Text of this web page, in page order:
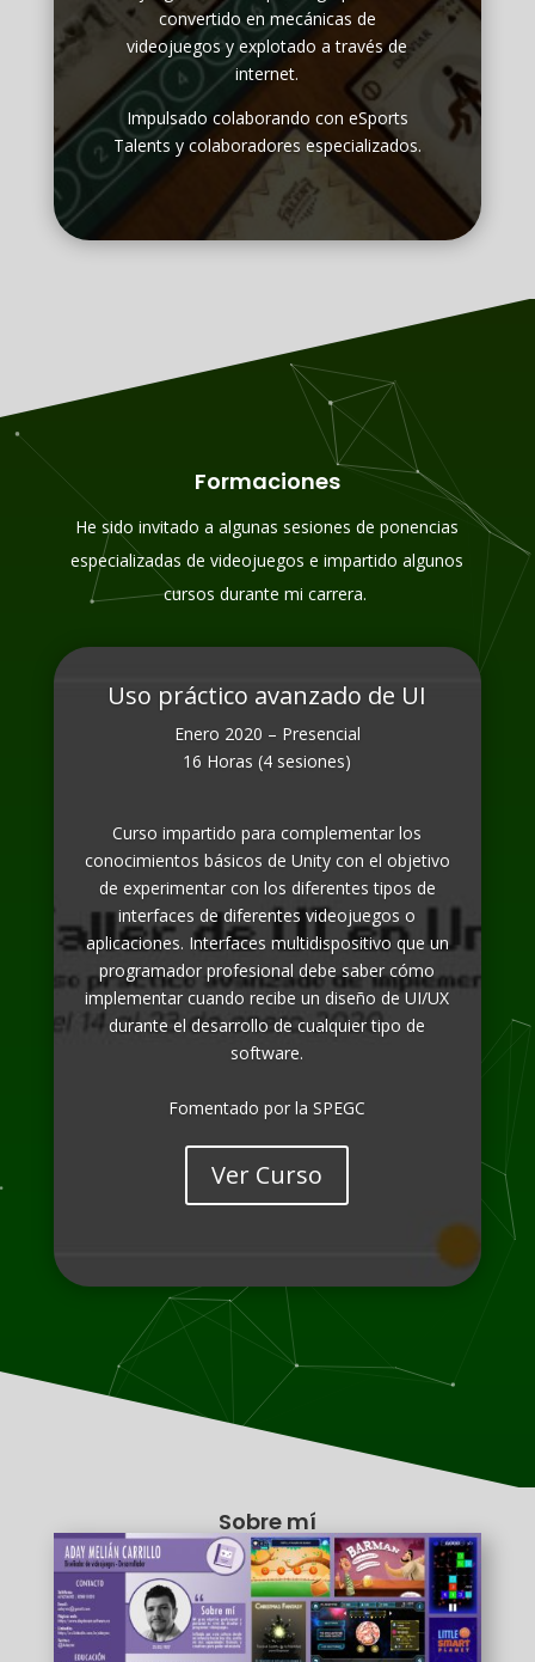
convertido en mecánicas de
videojuegos y explotado a través de
internet.
Impulsado colaborando con eSports
Talents y colaboradores especializados.
Formaciones
He sido invitado a algunas sesiones de ponencias
especializadas de videojuegos e impartido algunos
cursos durante mi carrera.
Uso práctico avanzado de UI
Enero 2020 – Presencial
16 Horas (4 sesiones)
Curso impartido para complementar los
conocimientos básicos de Unity con el objetivo
de experimentar con los diferentes tipos de
interfaces de diferentes videojuegos o
aplicaciones. Interfaces multidispositivo que un
programador profesional debe saber cómo
implementar cuando recibe un diseño de UI/UX
durante el desarrollo de cualquier tipo de
software.
Fomentado por la SPEGC
Ver Curso
Sobre mí